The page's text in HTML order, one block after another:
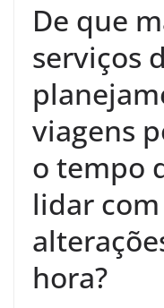
De que
serviços
viagens
o tempo
lidar
hora?